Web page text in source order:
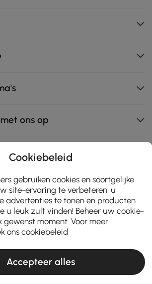
ons op
4.8
star
rating
BEWERTUNGEN
Cookiebeleid
gebruiken cookies en soortgelijke
site-ervaring te verbeteren, u
advertenties te tonen en producten
u leuk zult vinden! Beheer uw cookie-
gewenst moment. Voor meer
onscookiebeleid
Accepteer alles